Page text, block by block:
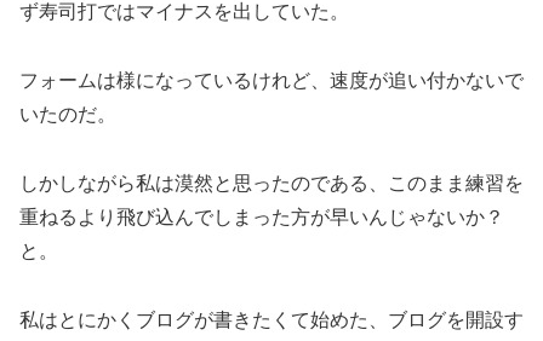
ず寿司打ではマイナスを出していた。
フォームは様になっているけれど、速度が追い付かないで
いたのだ。
しかしながら私は漠然と思ったのである、このまま練習を
重ねるより飛び込んでしまった方が早いんじゃないか？
と。
私はとにかくブログが書きたくて始めた、ブログを開設す